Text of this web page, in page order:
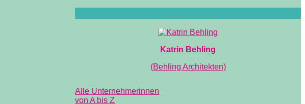
Katrin Behling
(Behling Architekten)
Alle Unternehmerinnen
von A bis Z